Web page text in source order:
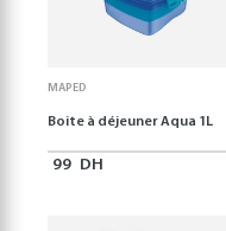
MAPED
Boite à déjeuner Aqua 1L
99 DH